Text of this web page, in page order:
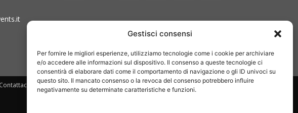
Gestisci consensi
Per fornire le migliori esperienze, utilizziamo tecnologie come i cookie per archiviare
e/o accedere alle informazioni sul dispositivo. Il consenso a queste tecnologie ci
consentirà di elaborare dati come il comportamento di navigazione o gli ID univoci su
questo sito. Il mancato consenso o la revoca del consenso potrebbero influire
negativamente su determinate caratteristiche e funzioni.
Contattaci Collabora con noi Pubblicità Privacy policy Linee editoriali